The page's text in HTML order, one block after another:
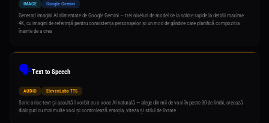
IMAGE Google Gemini
Generați imagini AI alimentate de Google Gemini — trei niveluri de model de la schițe rapide la detalii maxime
4K, cu imagini de referință pentru consistența personajelor și un mod de gândire care planifică compoziția
înainte de a crea
🗣️Text to Speech
AUDIO ElevenLabs TTS
Scrie orice text și ascultă-l vorbit cu o voce AI naturală — alege din mii de voci în peste 30 de limbi, creează
dialoguri cu mai multe voci și controlează emoția, viteza și stilul de livrare